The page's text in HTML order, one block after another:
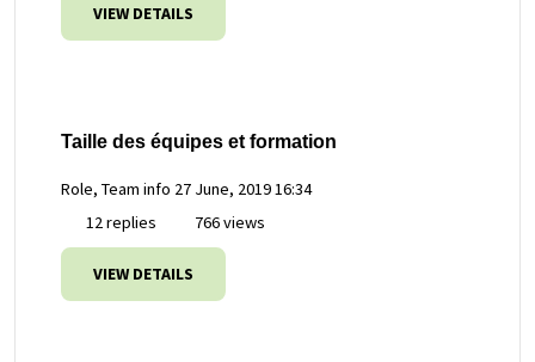
VIEW DETAILS
Taille des équipes et formation
Role, Team info 27 June, 2019 16:34
12 replies
766 views
VIEW DETAILS